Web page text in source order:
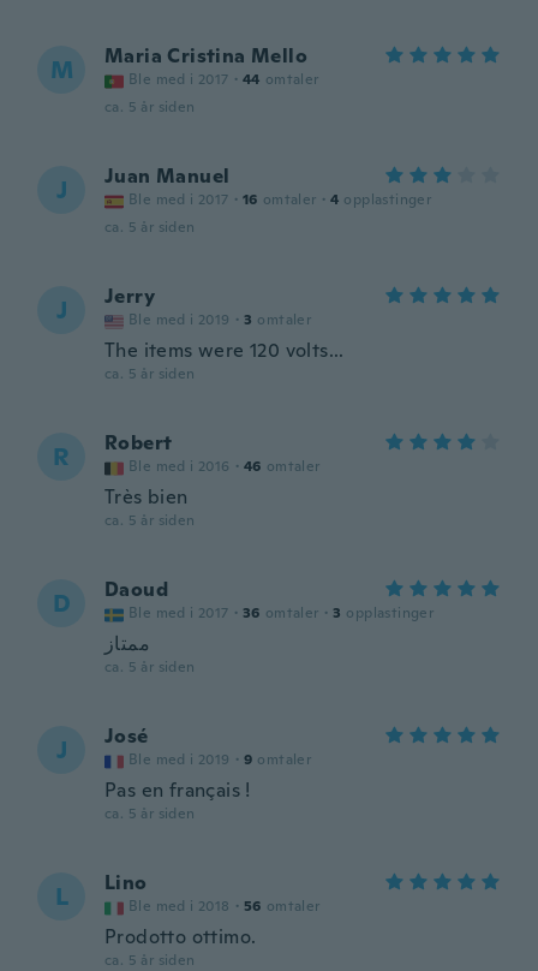
M Maria Cristina Mello
Ble med i 2017 · 44 omtaler
ca. 5 år siden
J Juan Manuel
Ble med i 2017 · 16 omtaler · 4 opplastinger
ca. 5 år siden
J Jerry
Ble med i 2019 · 3 omtaler
The items were 120 volts...
ca. 5 år siden
R Robert
Ble med i 2016 · 46 omtaler
Très bien
ca. 5 år siden
D Daoud
Ble med i 2017 · 36 omtaler · 3 opplastinger
ممتاز
ca. 5 år siden
J José
Ble med i 2019 · 9 omtaler
Pas en français !
ca. 5 år siden
L Lino
Ble med i 2018 · 56 omtaler
Prodotto ottimo.
ca. 5 år siden